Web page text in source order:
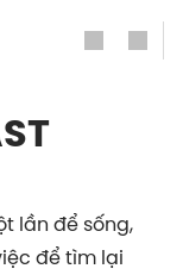
lần để sống,
để tìm lại